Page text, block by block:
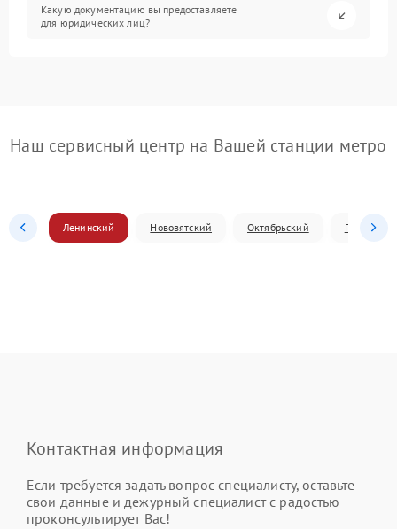
Какую документацию вы предоставляете
для юридических лиц?
Наш сервисный центр на Вашей станции метро
Ленинский Нововятский Октябрьский
Контактная информация
Если требуется задать вопрос специалисту, оставьте
свои данные и дежурный специалист с радостью
проконсультирует Вас!